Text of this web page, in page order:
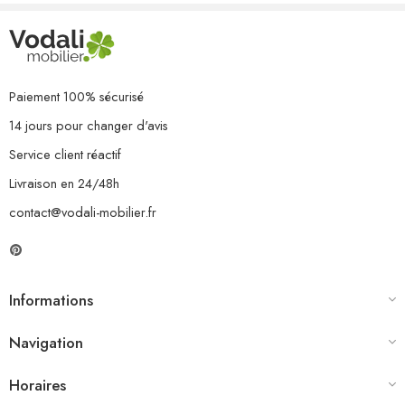
Paiement 100% sécurisé
14 jours pour changer d'avis
Service client réactif
Livraison en 24/48h
contact@vodali-mobilier.fr
Informations
Navigation
Horaires